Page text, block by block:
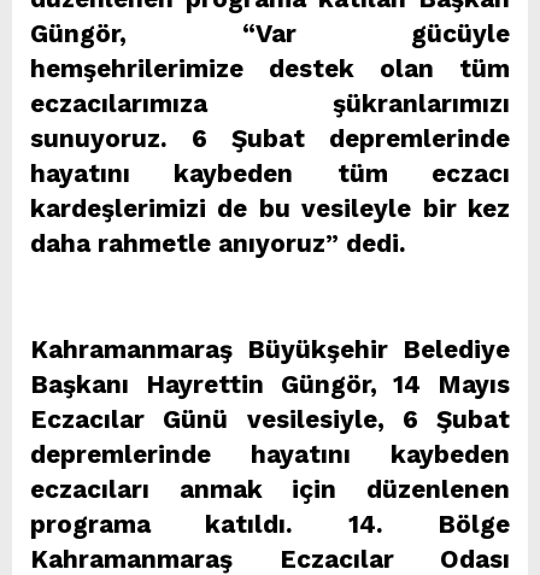
Güngör, “Var gücüyle
hemşehrilerimize destek olan tüm
eczacılarımıza şükranlarımızı
sunuyoruz. 6 Şubat depremlerinde
hayatını kaybeden tüm eczacı
kardeşlerimizi de bu vesileyle bir kez
daha rahmetle anıyoruz” dedi.
Kahramanmaraş Büyükşehir Belediye
Başkanı Hayrettin Güngör, 14 Mayıs
Eczacılar Günü vesilesiyle, 6 Şubat
depremlerinde hayatını kaybeden
eczacıları anmak için düzenlenen
programa katıldı. 14. Bölge
Kahramanmaraş Eczacılar Odası